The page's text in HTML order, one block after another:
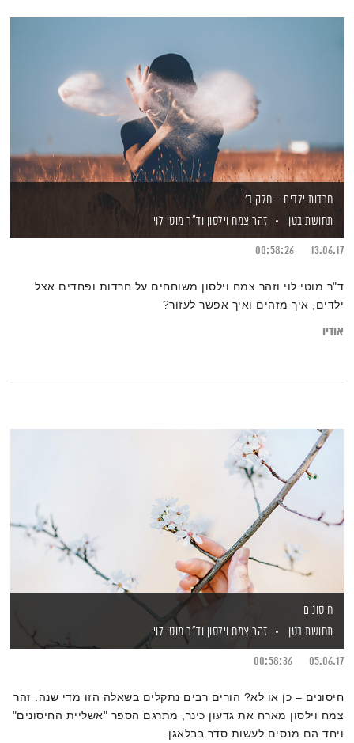
חרדות ילדים – חלק ב'
תחושת בטן
זהר צמח וילסון וד"ר מוטי לוי
13.06.17
00:58:26
ד"ר מוטי לוי וזהר צמח וילסון משוחחים על חרדות ופחדים אצל
ילדים, איך מזהים ואיך אפשר לעזור?
אודיו
חיסונים
תחושת בטן
זהר צמח וילסון וד"ר מוטי לוי
05.06.17
00:58:36
חיסונים – כן או לא? הורים רבים נתקלים בשאלה הזו מדי שנה. זהר
צמח וילסון מארח את גדעון כינר, מתרגם הספר "אשליית החיסונים"
ויחד הם מנסים לעשות סדר בבלאגן.